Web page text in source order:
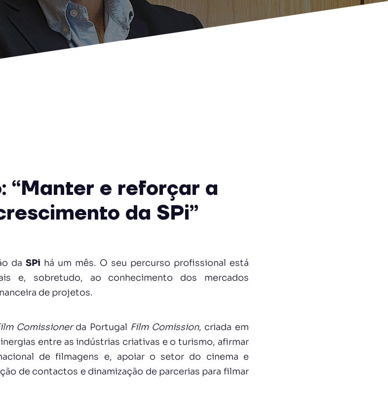
“Manter e reforçar a
da SPi”
daSPi há um mês. O seu percurso profissional está
e, sobretudo, ao conhecimento dos mercados
de projetos.
Comissionerda Portugal Film Comission, criada em
entre as indústrias criativas e o turismo, afirmar
de filmagens e, apoiar o setor do cinema e
de contactos e dinamização de parcerias para filmar